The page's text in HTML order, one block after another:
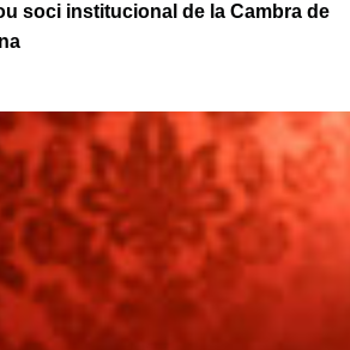
soci institucional de la Cambra de